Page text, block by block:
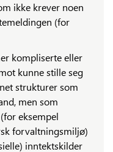
ikke krever noen
(for
kompliserte eller
kunne stille seg
strukturer som
men som
eksempel
forvaltningsmiljø)
inntektskilder